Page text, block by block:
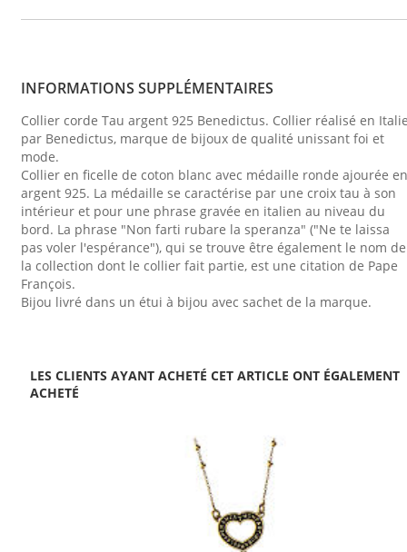
INFORMATIONS SUPPLÉMENTAIRES
Collier corde Tau argent 925 Benedictus. Collier réalisé en
par Benedictus, marque de bijoux de qualité unissant foi et
mode.
Collier en ficelle de coton blanc avec médaille ronde ajourée en
argent 925. La médaille se caractérise par une croix tau à son
intérieur et pour une phrase gravée en italien au niveau du
bord. La phrase "Non farti rubare la speranza" ("Ne te laissa
pas voler l'espérance"), qui se trouve être également le nom de
la collection dont le collier fait partie, est une citation de Pape
François.
Bijou livré dans un étui à bijou avec sachet de la marque.
LES CLIENTS AYANT ACHETÉ CET ARTICLE ONT ÉGALEMENT
ACHETÉ